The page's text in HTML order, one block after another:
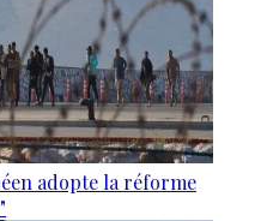
adopte la réforme